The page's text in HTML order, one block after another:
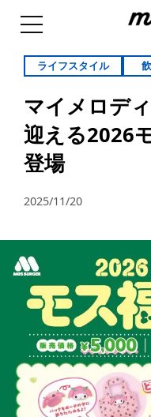
ライフスタイル
マイメロデ
迎える2026
登場
2025/11/20